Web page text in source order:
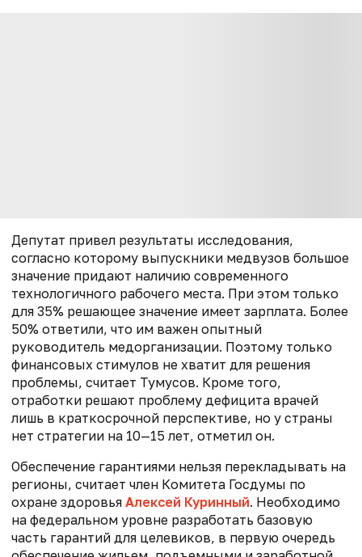
Депутат привел результаты исследования,
согласно которому выпускники медвузов большое
значение придают наличию современного
технологичного рабочего места. При этом только
для 35% решающее значение имеет зарплата. Более
50% ответили, что им важен опытный
руководитель медорганизации. Поэтому только
финансовых стимулов не хватит для решения
проблемы, считает Тумусов. Кроме того,
отработки решают проблему дефицита врачей
лишь в краткосрочной перспективе, но у страны
нет стратегии на 10—15 лет, отметил он.
Обеспечение гарантиями нельзя перекладывать на
регионы, считает член Комитета Госдумы по
охране здоровья Алексей Куринный. Необходимо
на федеральном уровне разработать базовую
часть гарантий для целевиков, в первую очередь